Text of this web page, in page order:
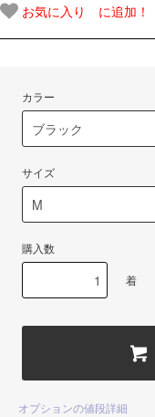
お気に入り に追加！
カラー
サイズ
購入数
着
オプションの値段詳細